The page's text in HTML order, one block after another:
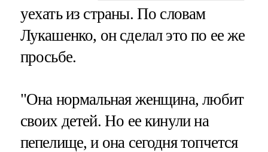
уехать из страны. По словам
Лукашенко, он сделал это по ее же
просьбе.
"Она нормальная женщина, любит
своих детей. Но ее кинули на
пепелище, и она сегодня топчется